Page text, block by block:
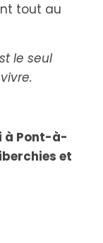
tout au
le seul
à Pont-à-
et